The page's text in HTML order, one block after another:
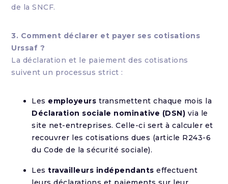
de la SNCF.
3. Comment déclarer et payer ses cotisations
Urssaf ?
La déclaration et le paiement des cotisations
suivent un processus strict :
Les employeurs transmettent chaque mois la
Déclaration sociale nominative (DSN) via le
site net-entreprises. Celle-ci sert à calculer et
recouvrer les cotisations dues (article R243-6
du Code de la sécurité sociale).
Lestravailleurs indépendants effectuent